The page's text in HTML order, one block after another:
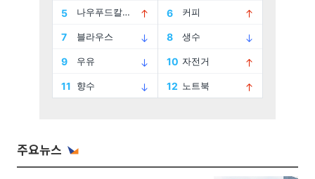
주요뉴스